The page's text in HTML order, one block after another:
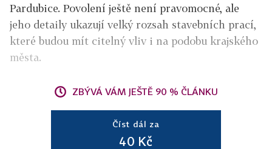
Pardubice. Povolení ještě není pravomocné, ale
jeho detaily ukazují velký rozsah stavebních prací,
které budou mít citelný vliv i na podobu krajského
města.
ZBÝVÁ VÁM JEŠTĚ 90 % ČLÁNKU
Číst dál za
40 Kč